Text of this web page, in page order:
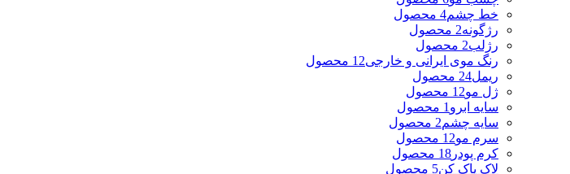
خط چشم4 محصول
رژگونه2 محصول
رژلب2 محصول
رنگ موی ایرانی و خارجی12 محصول
ریمل24 محصول
ژل مو12 محصول
سایه ابرو 1 محصول
سایه چشم2 محصول
سرم مو12 محصول
کرم پودر 18 محصول
لاک پاک کن5 محصول